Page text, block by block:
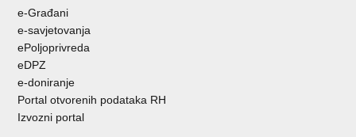
e-Građani
e-savjetovanja
ePoljoprivreda
eDPZ
e-doniranje
Portal otvorenih podataka RH
Izvozni portal